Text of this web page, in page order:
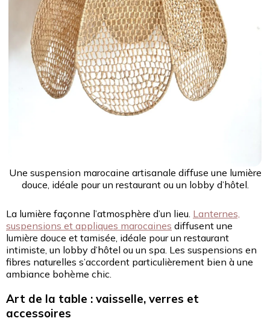
Une suspension marocaine artisanale diffuse une lumière
douce, idéale pour un restaurant ou un lobby d’hôtel.
La lumière façonne l’atmosphère d’un lieu. Lanternes,
suspensions et appliques marocaines diffusent une
lumière douce et tamisée, idéale pour un restaurant
intimiste, un lobby d’hôtel ou un spa. Les suspensions en
fibres naturelles s’accordent particulièrement bien à une
ambiance bohème chic.
Art de la table : vaisselle, verres et
accessoires